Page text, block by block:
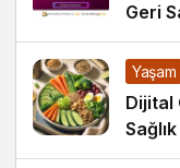
Geri
Yaşam
Dijital